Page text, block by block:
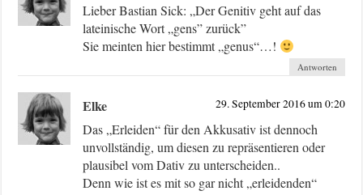
Lieber Bastian Sick: „Der Genitiv geht auf das
lateinische Wort „gens” zurück”
Sie meinten hier bestimmt „genus“…!
Antworten
Elke 29. September 2016 um 0:20
Das „Erleiden“ für den Akkusativ ist dennoch
unvollständig, um diesen zu repräsentieren oder
plausibel vom Dativ zu unterscheiden..
Denn wie ist es mit so gar nicht „erleidenden“